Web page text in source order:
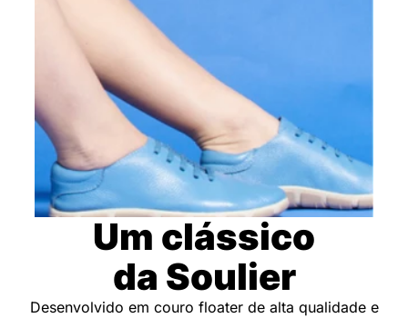
Um clássico
da Soulier
Desenvolvido em couro floater de alta qualidade e